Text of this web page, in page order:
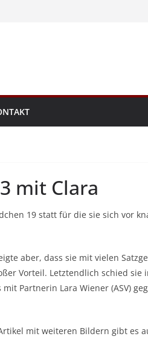
mit Clara
19 statt für die sie sich vor
aber, dass sie mit vielen
Vorteil. Letztendlich schied sie
Partnerin Lara Wiener (ASV)
mit weiteren Bildern gibt es